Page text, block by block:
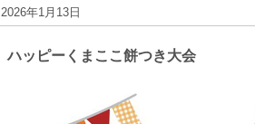
2026年1月13日
ッピーくまここ餅つき大会